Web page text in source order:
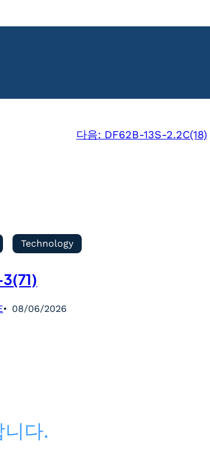
다음: DF62B-13S-2.2C(18)
Technology
08/06/2026
다.